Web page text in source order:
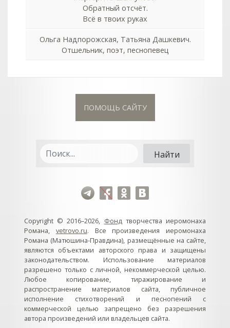
Обратный отсчёт.
Всё в твоих руках
Ольга Надпорожская, Татьяна Дашкевич.
Отшельник, поэт, песнопевец
ПОМОЩЬ САЙТУ
Copyright © 2016–2026, Фондтворчества иеромонаха
Романа, vetrovo.ru. Все произведения иеромонаха
Романа (Матюшина-Правдина), размещённые на сайте,
являются объектами авторского права и защищены
законодательством. Использование материалов
разрешено только с личной, некоммерческой целью.
Любое копирование, тиражирование и
распространение материалов сайта, публичное
исполнение стихотворений и песнопений с
коммерческой целью запрещено без разрешения
автора произведений или владельцев сайта.